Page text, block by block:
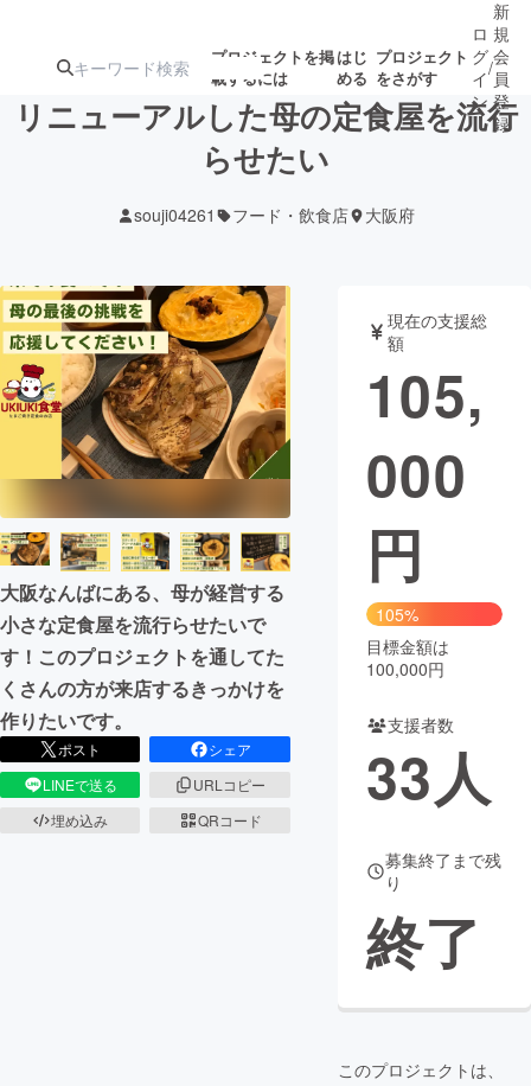
プロジェクトを掲
載するには
はじ
める
プロジェクト
をさがす
ターン
ジェクト
募集終了が近いプ
ロジェクト
アート・写真 音楽
テクノロジー・ガジェット ゲーム・サ
映像・映画
ビジネス・起業
まちづくり・地域活性化
CAMPFIRE for Social Good
CAMPFIRE Creation
CAMPFIREふるさと納税machi-ya コミュニティ
ロ
グ
イ
ン
/
新
規
会
員
登
録
リニューアルした母の定食屋を流行
らせたい
souji04261 フード・飲食店 大阪府
大阪なんばにある、母が経営する
小さな定食屋を流行らせたいで
す！このプロジェクトを通してた
くさんの方が来店するきっかけを
作りたいです。
ポスト
シェア
LINEで送る
URLコピー
埋め込み
QRコード
現在の支援総
額
105,
000
円
105%
目標金額は
100,000円
支援者数
33人
募集終了まで残
り
終了
このプロジェクトは、